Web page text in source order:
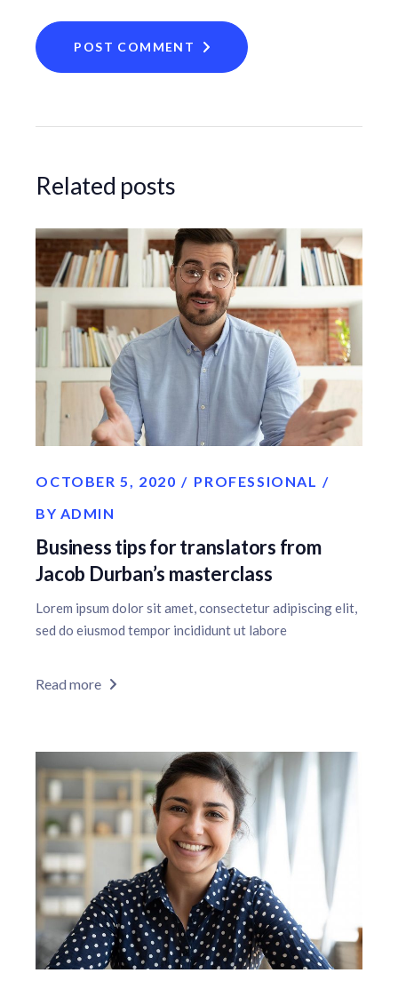
POST COMMENT
Related posts
OCTOBER 5, 2020
PROFESSIONAL
BY ADMIN
Business tips for translators from
Jacob Durban’s masterclass
Lorem ipsum dolor sit amet, consectetur adipiscing elit,
sed do eiusmod tempor incididunt ut labore
Read more